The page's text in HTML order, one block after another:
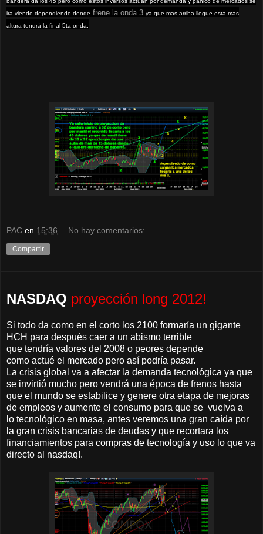
ira viendo dependiendo donde frene la onda 3 ya que mas arriba llegue esta mas
altura tendrá la final 5ta onda.
PAC en 15:36 No hay comentarios:
Compartir
NASDAQ proyección long 2012!
Si todo da como en el corto los 2100 formaría un gigante
HCH para después caer a un abismo terrible
que tendría valores del 2008 o peores depende
como actué el mercado pero así podría pasar.
La crisis global va a afectar la demanda tecnológica ya que
se invirtió mucho pero vendrá una época de frenos hasta
que el mundo se estabilice y genere otra etapa de mejoras
de empleos y aumente el consumo para que se vuelva a
lo tecnológico en masa, antes veremos una gran caída por
la gran crisis bancarias de deudas y que recortara los
financiamientos para compras de tecnología y uso lo que va
directo al nasdaq!.